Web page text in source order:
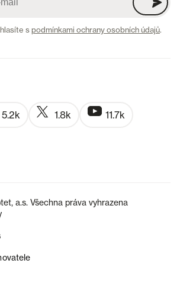
spodmínkami ochrany osobních údajů.
5.2k 1.8k 11.7k
a.s. Všechna práva vyhrazena